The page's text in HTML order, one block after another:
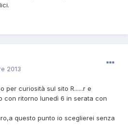
2013
per curiosità sul sito R......r e
con ritorno lunedì 6 in serata con
questo punto io sceglierei senza